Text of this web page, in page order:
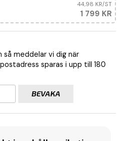
1 799 KR
44,98 KR/ST
meddelar vi dig när
sparas i upp till 180
BEVAKA